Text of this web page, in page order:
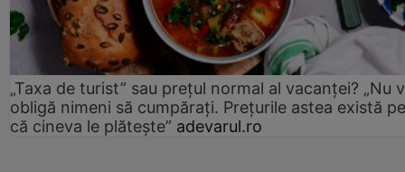
„Taxa de turist” sau prețul normal al vacanței? „Nu
obligă nimeni să cumpărați. Prețurile astea există
că cineva le plătește” adevarul.ro